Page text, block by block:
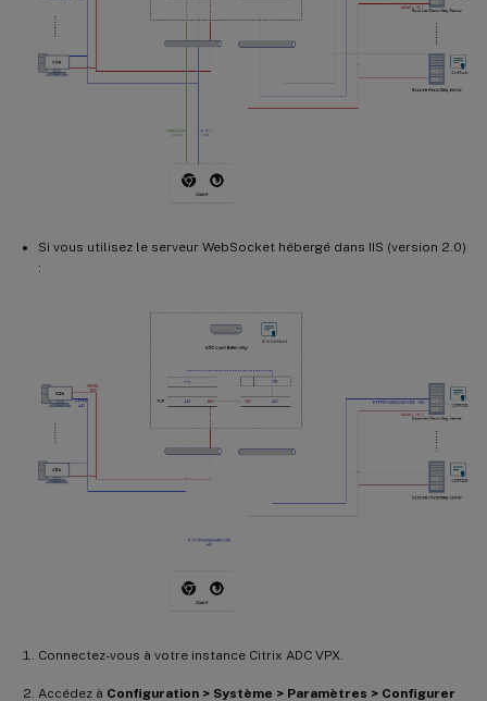
Si vous utilisez le serveur WebSocket hébergé dans IIS (version 2.0)
:
Connectez-vous à votre instance Citrix ADC VPX.
Accédez à Configuration > Système > Paramètres > Configurer